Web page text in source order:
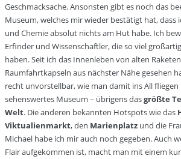
Geschmacksache. Ansonsten gibt es noch das
Museum, welches mir wieder bestätigt hat, dass
und Chemie absolut nichts am Hut habe. Ich
Erfinder und Wissenschaftler, die so viel
haben. Seit ich das Innenleben von alten
Raumfahrtkapseln aus nächster Nähe gesehen
recht unvorstellbar, wie man damit ins All fliegen
sehenswertes Museum – übrigens dasgrößte
Welt. Die anderen bekannten Hotspots wie das
Viktualienmarkt, den Marienplatz und die
Michael habe ich mir auch noch gegeben. Auch
Flair aufgekommen ist, macht man mit einem